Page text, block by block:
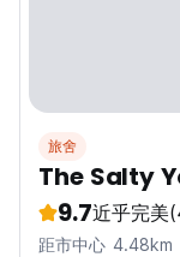
旅舍
The Salty
9.7近乎完美
距市中心 4.48km